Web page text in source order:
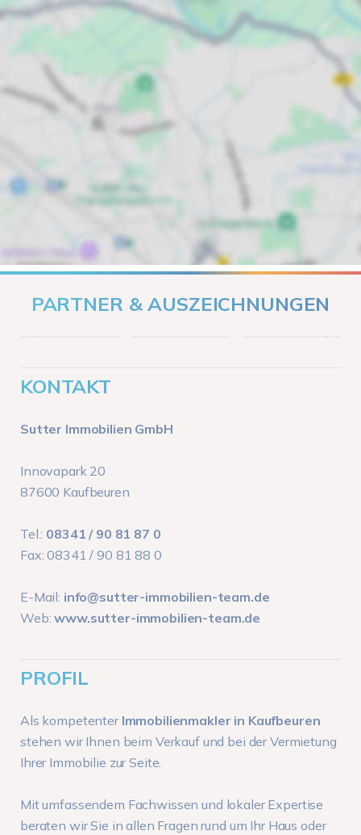
PARTNER & AUSZEICHNUNGEN
KONTAKT
Sutter Immobilien GmbH
Innovapark 20
87600 Kaufbeuren
Tel.: 08341 / 90 81 87 0
Fax: 08341 / 90 81 88 0
E-Mail: info@sutter-immobilien-team.de
Web:www.sutter-immobilien-team.de
PROFIL
Als kompetenter Immobilienmakler in Kaufbeuren
stehen wir Ihnen beim Verkauf und bei der Vermietung
Ihrer Immobilie zur Seite.
Mit umfassendem Fachwissen und lokaler Expertise
beraten wir Sie in allen Fragen rund um Ihr Haus oder